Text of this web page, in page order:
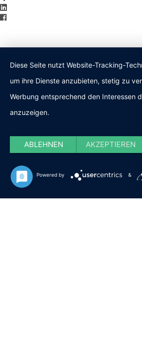
Diese Seite nutzt Website-Tracking-
um ihre Dienste anzubieten, stetig zu
Werbung entsprechend den Interessen
anzuzeigen.
ABLEHNEN AKZEPTIEREN
Powered by &